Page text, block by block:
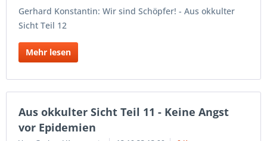
Gerhard Konstantin: Wir sind Schöpfer! - Aus okkulter
Sicht Teil 12
Mehr lesen
Aus okkulter Sicht Teil 11 - Keine Angst
vor Epidemien